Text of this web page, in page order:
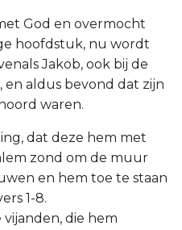
God en overmocht
hoofdstuk, nu wordt
Jakob, ook bij de
aldus bevond dat zijn
waren.
dat deze hem met
zond om de muur
en hem toe te staan
1-8.
die hem